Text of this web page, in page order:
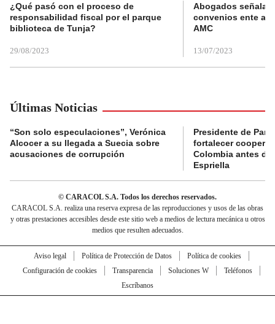
¿Qué pasó con el proceso de
responsabilidad fiscal por el parque
biblioteca de Tunja?
29/08/2023
Abogados
convenios ente
AMC
13/07/2023
Últimas Noticias
“Son solo especulaciones”, Verónica
Alcocer a su llegada a Suecia sobre
acusaciones de corrupción
Presidente de
fortalecer
Colombia antes de
Espriella
© CARACOL S.A. Todos los derechos reservados.
CARACOL S.A. realiza una reserva expresa de las reproducciones y usos de las obras
y otras prestaciones accesibles desde este sitio web a medios de lectura mecánica u otros
medios que resulten adecuados.
Aviso legal Política de Protección de Datos
Política de cookies
Configuración de cookies
Transparencia Soluciones W
Teléfonos
Escríbanos